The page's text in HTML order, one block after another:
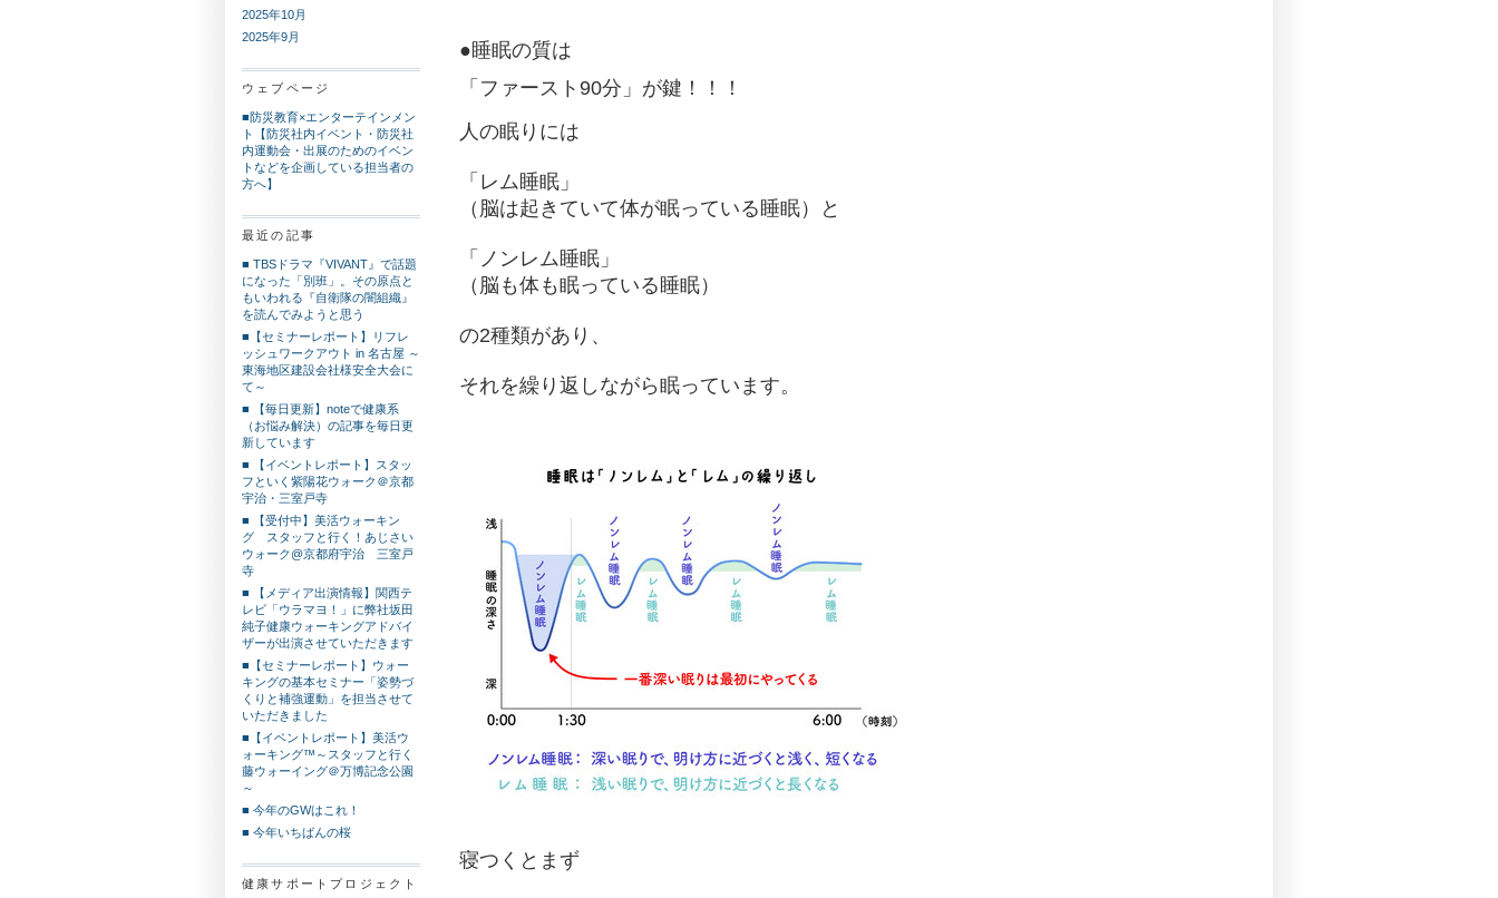
2025年10月
2025年9月
ウェブページ
■防災教育×エンターテインメン
ト【防災社内イベント・防災社
内運動会・出展のためのイベン
トなどを企画している担当者の
方へ】
最近の記事
■ TBSドラマ『VIVANT』で話題
になった「別班」。その原点と
もいわれる『自衛隊の闇組織』
を読んでみようと思う
■【セミナーレポート】リフレ
ッシュワークアウト in 名古屋 ～
東海地区建設会社様安全大会に
て～
■ 【毎日更新】noteで健康系
（お悩み解決）の記事を毎日更
新しています
■ 【イベントレポート】スタッ
フといく紫陽花ウォーク＠京都
宇治・三室戸寺
■ 【受付中】美活ウォーキン
グ スタッフと行く！あじさい
ウォーク@京都府宇治 三室戸
寺
■ 【メディア出演情報】関西テ
レビ「ウラマヨ！」に弊社坂田
純子健康ウォーキングアドバイ
ザーが出演させていただきます
■【セミナーレポート】ウォー
キングの基本セミナー「姿勢づ
くりと補強運動」を担当させて
いただきました
■【イベントレポート】美活ウ
ォーキング™～スタッフと行く
藤ウォーイング＠万博記念公園
～
■ 今年のGWはこれ！
■ 今年いちばんの桜
健康サポートプロジェクト
●睡眠の質は
「ファースト90分」が鍵！！！
人の眠りには
「レム睡眠」
（脳は起きていて体が眠っている睡眠）と
「ノンレム睡眠」
（脳も体も眠っている睡眠）
の2種類があり、
それを繰り返しながら眠っています。
寝つくとまず